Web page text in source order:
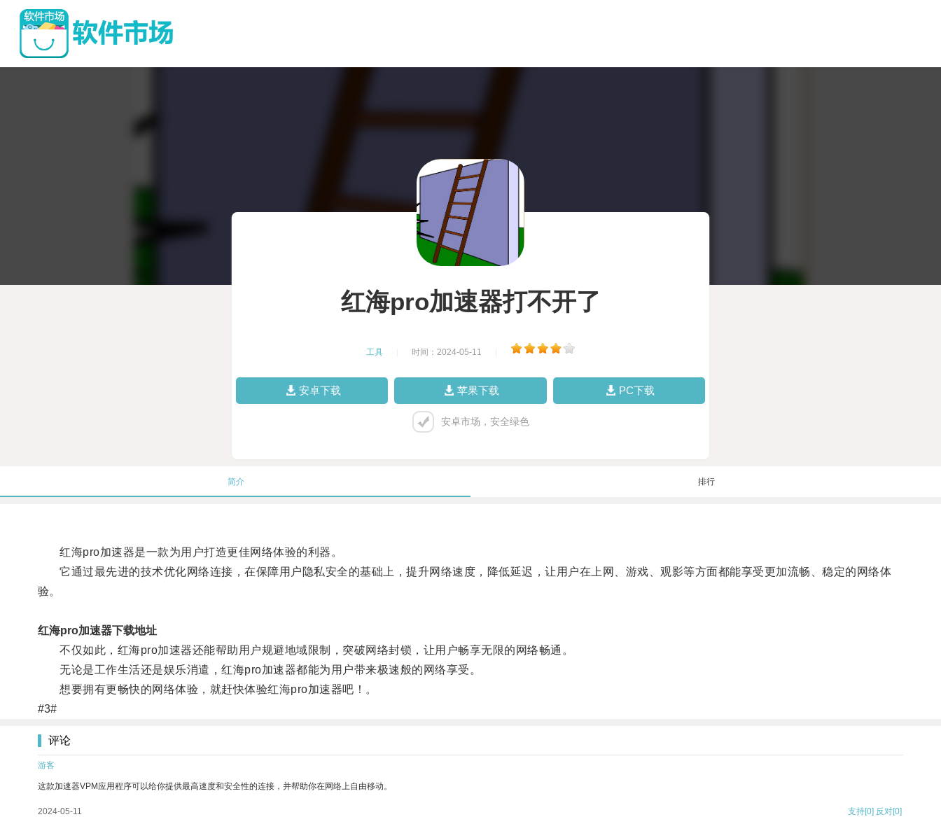
红海pro加速器打不开了
工具 时间：2024-05-11
安卓下载 苹果下载 PC下载
安卓市场，安全绿色
简介 排行
红海pro加速器是一款为用户打造更佳网络体验的利器。
它通过最先进的技术优化网络连接，在保障用户隐私安全的基础上，提升网络速度，降低延迟，让用户在上网、游戏、观影等方面都能享受更加流畅、稳定的网络体
验。
红海pro加速器下载地址
不仅如此，红海pro加速器还能帮助用户规避地域限制，突破网络封锁，让用户畅享无限的网络畅通。
无论是工作生活还是娱乐消遣，红海pro加速器都能为用户带来极速般的网络享受。
想要拥有更畅快的网络体验，就赶快体验红海pro加速器吧！。
#3#
评论
游客
这款加速器VPM应用程序可以给你提供最高速度和安全性的连接，并帮助你在网络上自由移动。
2024-05-11 支持[0] 反对[0]